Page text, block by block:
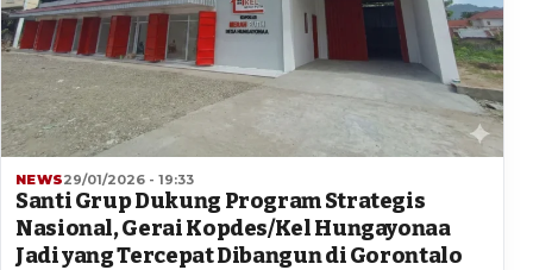
NEWS29/01/2026 - 19:33
Santi Grup Dukung Program Strategis
Nasional, Gerai Kopdes/Kel Hungayonaa
Jadi yang Tercepat Dibangun di Gorontalo